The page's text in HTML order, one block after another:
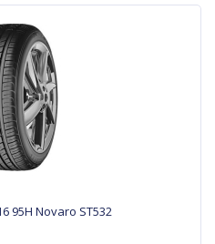
95H Novaro ST532